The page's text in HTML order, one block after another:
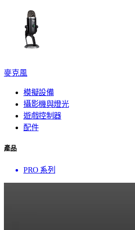
麥克風
模擬設備
攝影機與燈光
遊戲控制器
配件
產品
PRO 系列